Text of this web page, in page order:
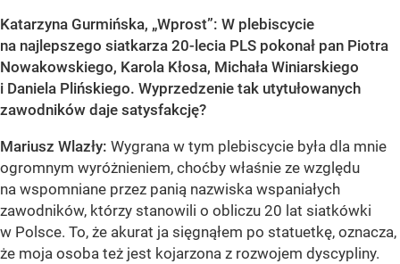
Katarzyna Gurmińska, „Wprost”: W plebiscycie
na najlepszego siatkarza 20-lecia PLS pokonał pan Piotra
Nowakowskiego, Karola Kłosa, Michała Winiarskiego
i Daniela Plińskiego. Wyprzedzenie tak utytułowanych
zawodników daje satysfakcję?
Mariusz Wlazły: Wygrana w tym plebiscycie była dla mnie
ogromnym wyróżnieniem, choćby właśnie ze względu
na wspomniane przez panią nazwiska wspaniałych
zawodników, którzy stanowili o obliczu 20 lat siatkówki
w Polsce. To, że akurat ja sięgnąłem po statuetkę, oznacza,
że moja osoba też jest kojarzona z rozwojem dyscypliny.